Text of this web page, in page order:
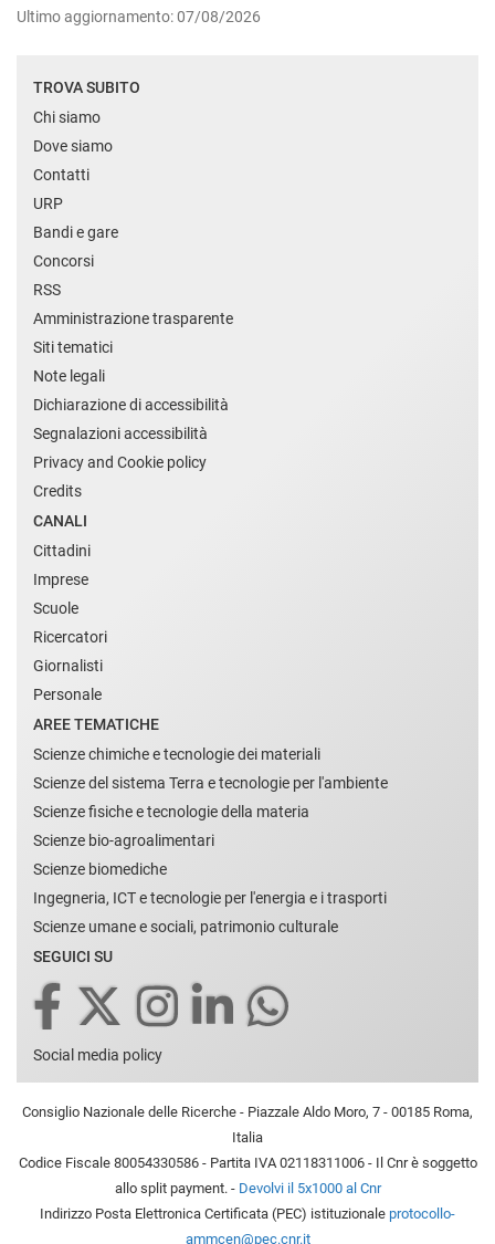
Ultimo aggiornamento: 07/08/2026
TROVA SUBITO
Chi siamo
Dove siamo
Contatti
URP
Bandi e gare
Concorsi
RSS
Amministrazione trasparente
Siti tematici
Note legali
Dichiarazione di accessibilità
Segnalazioni accessibilità
Privacy and Cookie policy
Credits
CANALI
Cittadini
Imprese
Scuole
Ricercatori
Giornalisti
Personale
AREE TEMATICHE
Scienze chimiche e tecnologie dei materiali
Scienze del sistema Terra e tecnologie per l'ambiente
Scienze fisiche e tecnologie della materia
Scienze bio-agroalimentari
Scienze biomediche
Ingegneria, ICT e tecnologie per l'energia e i trasporti
Scienze umane e sociali, patrimonio culturale
SEGUICI SU
Social media policy
Consiglio Nazionale delle Ricerche - Piazzale Aldo Moro, 7 - 00185 Roma,
Italia
Codice Fiscale 80054330586 - Partita IVA 02118311006 - Il Cnr è soggetto
allo split payment. - Devolvi il 5x1000 al Cnr
Indirizzo Posta Elettronica Certificata (PEC) istituzionale protocollo-
ammcen@pec.cnr.it